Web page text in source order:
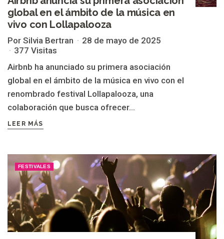
global en el ámbito de la música en
vivo con Lollapalooza
Por Silvia Bertran
28 de mayo de 2025
377 Visitas
Airbnb ha anunciado su primera asociación
global en el ámbito de la música en vivo con el
renombrado festival Lollapalooza, una
colaboración que busca ofrecer...
LEER MÁS
FESTIVALES